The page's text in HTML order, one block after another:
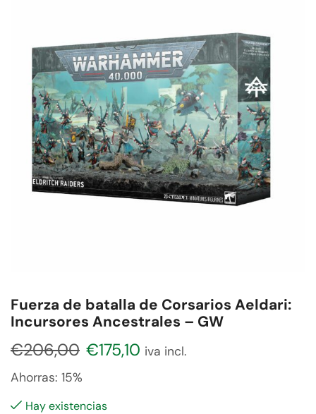
Fuerza de batalla de Corsarios Aeldari:
Incursores Ancestrales – GW
€206,00 €175,10 iva incl.
Ahorras: 15%
Hay existencias